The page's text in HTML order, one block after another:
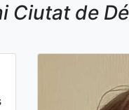
Ciutat de